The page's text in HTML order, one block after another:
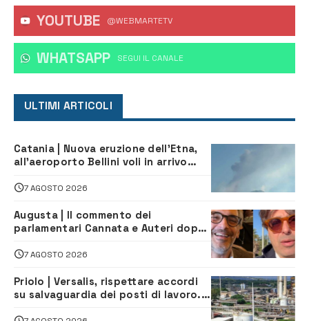
YOUTUBE @WEBMARTETV
WHATSAPP ‎SEGUI IL CANALE
ULTIMI ARTICOLI
Catania | Nuova eruzione dell’Etna,
all’aeroporto Bellini voli in arrivo
7 AGOSTO 2026
Augusta | Il commento dei
parlamentari Cannata e Auteri dopo
depuratore
7 AGOSTO 2026
Priolo | Versalis, rispettare accordi
su salvaguardia dei posti di lavoro. Il